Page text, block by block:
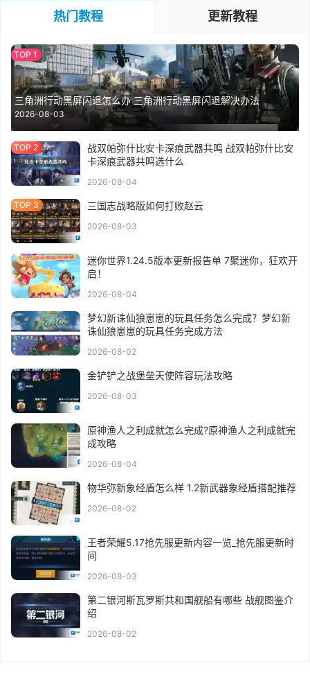
热门教程 更新教程
三角洲行动黑屏闪退怎么办 三角洲行动黑屏闪退解决办法
2026-08-03
战双帕弥什比安卡深痕武器共鸣 战双帕弥什比安
卡深痕武器共鸣选什么
2026-08-04
三国志战略版如何打败赵云
2026-08-03
迷你世界1.24.5版本更新报告单 7聚迷你，狂欢开
启！
2026-08-04
梦幻新诛仙狼崽崽的玩具任务怎么完成？梦幻新
诛仙狼崽崽的玩具任务完成方法
2026-08-02
金铲铲之战堡垒天使阵容玩法攻略
2026-08-03
原神渔人之利成就怎么完成?原神渔人之利成就完
成攻略
2026-08-04
物华弥新象经盾怎么样 1.2新武器象经盾搭配推荐
2026-08-02
王者荣耀5.17抢先服更新内容一览_抢先服更新时
间
2026-08-03
第二银河斯瓦罗斯共和国舰船有哪些 战舰图鉴介
绍
2026-08-02